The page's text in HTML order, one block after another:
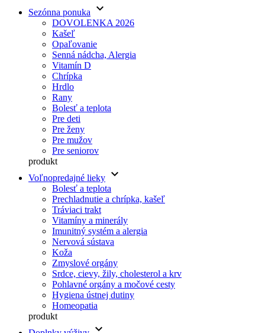
Sezónna ponuka keyboard_arrow_down
DOVOLENKA 2026
Kašeľ
Opaľovanie
Senná nádcha, Alergia
Vitamín D
Chrípka
Hrdlo
Rany
Bolesť a teplota
Pre deti
Pre ženy
Pre mužov
Pre seniorov
produkt
Voľnopredajné lieky keyboard_arrow_down
Bolesť a teplota
Prechladnutie a chrípka, kašeľ
Tráviaci trakt
Vitamíny a minerály
Imunitný systém a alergia
Nervová sústava
Koža
Zmyslové orgány
Srdce, cievy, žily, cholesterol a krv
Pohlavné orgány a močové cesty
Hygiena ústnej dutiny
Homeopatia
produkt
keyboard_arrow_down